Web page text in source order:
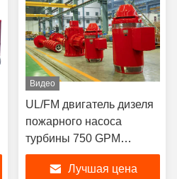
Видео
UL/FM двигатель дизеля
пожарного насоса
турбины 750 GPM
вертикальный
управляемыйЛучшая цена